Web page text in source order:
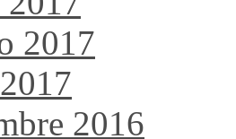
2017
2016